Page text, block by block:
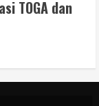
TOGA dan